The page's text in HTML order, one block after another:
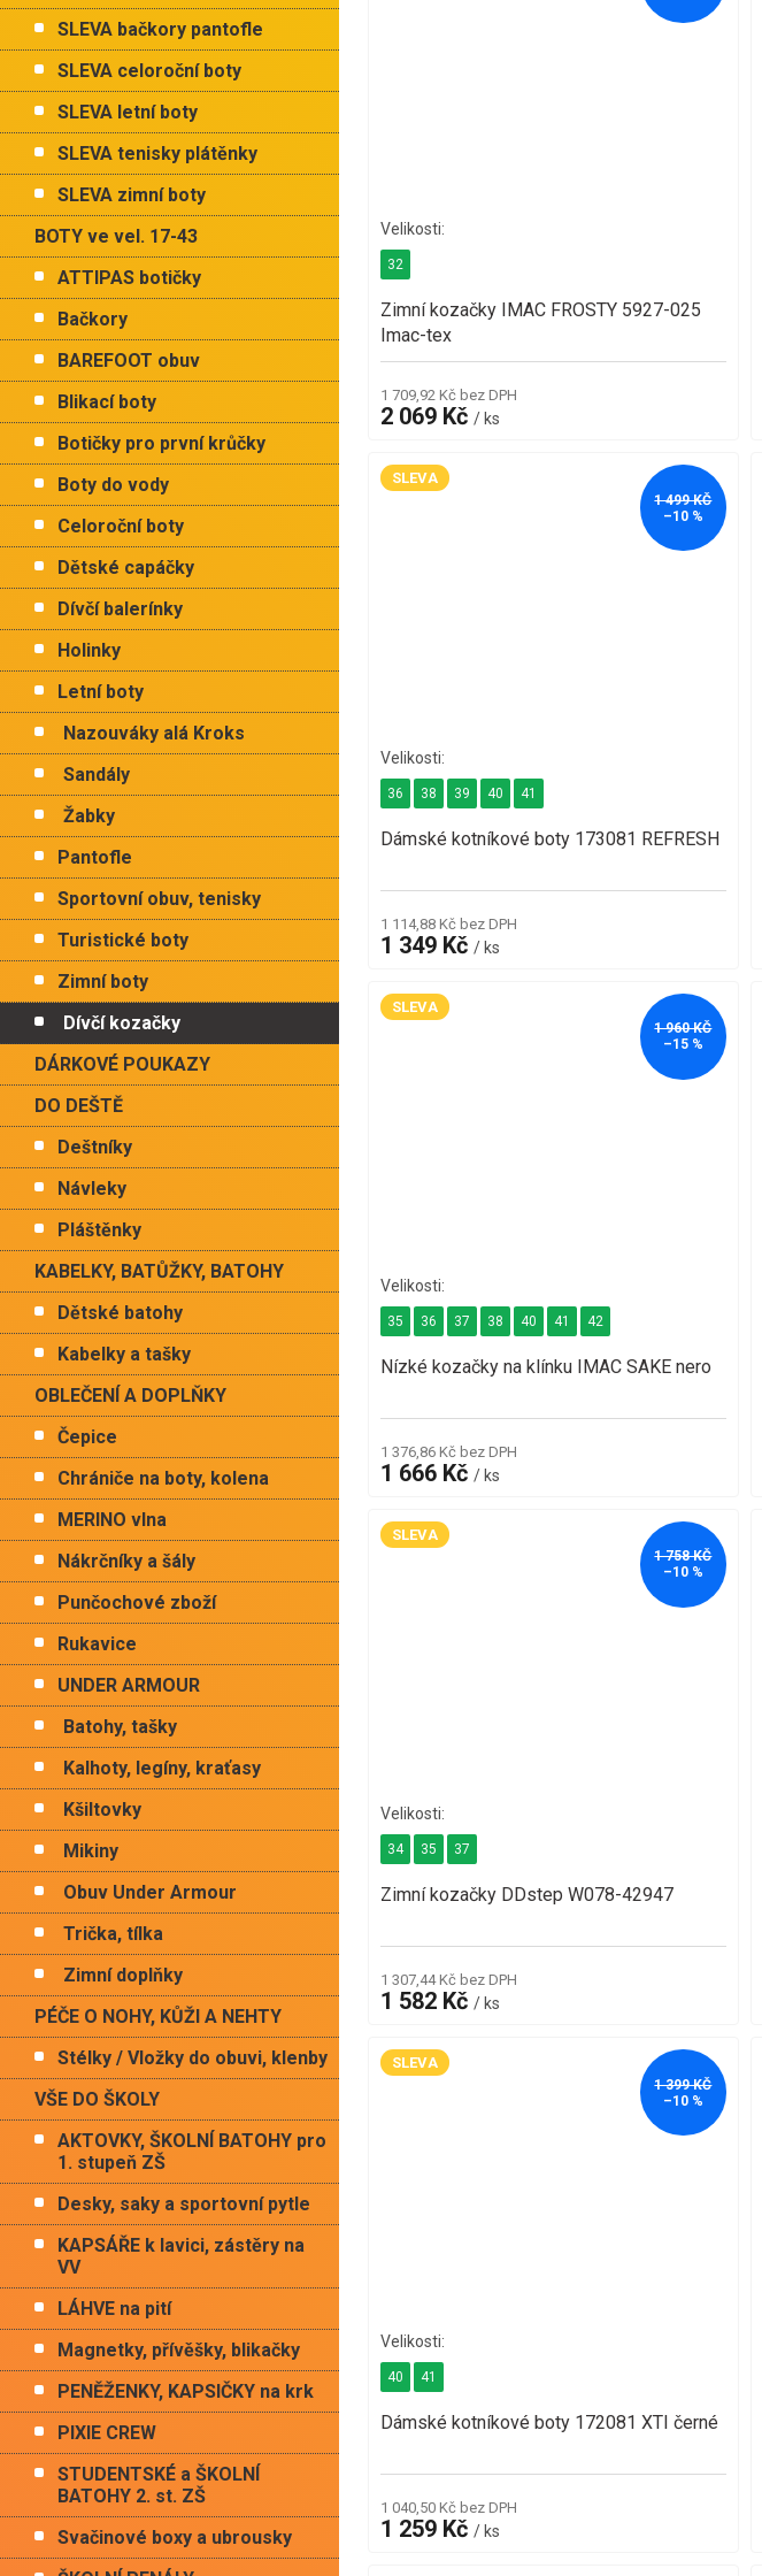
SLEVA bačkory pantofle
SLEVA celoroční boty
SLEVA letní boty
SLEVA tenisky plátěnky
SLEVA zimní boty
BOTY ve vel. 17-43
ATTIPAS botičky
Bačkory
BAREFOOT obuv
Blikací boty
Botičky pro první krůčky
Boty do vody
Celoroční boty
Dětské capáčky
Dívčí balerínky
Holinky
Letní boty
Nazouváky alá Kroks
Sandály
Žabky
Pantofle
Sportovní obuv, tenisky
Turistické boty
Zimní boty
Dívčí kozačky
DÁRKOVÉ POUKAZY
DO DEŠTĚ
Deštníky
Návleky
Pláštěnky
KABELKY, BATŮŽKY, BATOHY
Dětské batohy
Kabelky a tašky
OBLEČENÍ A DOPLŇKY
Čepice
Chrániče na boty, kolena
MERINO vlna
Nákrčníky a šály
Punčochové zboží
Rukavice
UNDER ARMOUR
Batohy, tašky
Kalhoty, legíny, kraťasy
Kšiltovky
Mikiny
Obuv Under Armour
Trička, tílka
Zimní doplňky
PÉČE O NOHY, KŮŽI A NEHTY
Stélky / Vložky do obuvi, klenby
VŠE DO ŠKOLY
AKTOVKY, ŠKOLNÍ BATOHY pro
1. stupeň ZŠ
Desky, saky a sportovní pytle
KAPSÁŘE k lavici, zástěry na
VV
LÁHVE na pití
Magnetky, přívěšky, blikačky
PENĚŽENKY, KAPSIČKY na krk
PIXIE CREW
STUDENTSKÉ a ŠKOLNÍ
BATOHY 2. st. ZŠ
Svačinové boxy a ubrousky
Zimní kozačky IMAC FROSTY 5927-025
Imac-tex
1 709,92 Kč bez DPH
2 069 Kč/ ks
32
SLEVA
1 499 KČ
–10 %
Dámské kotníkové boty 173081 REFRESH
1 114,88 Kč bez DPH
1 349 Kč/ ks
36 38 39 40 41
SLEVA
1 960 KČ
–15 %
Nízké kozačky na klínku IMAC SAKE nero
1 376,86 Kč bez DPH
1 666 Kč/ ks
35 36 37 38 40 41 42
SLEVA
1 758 KČ
–10 %
Zimní kozačky DDstep W078-42947
1 307,44 Kč bez DPH
1 582 Kč/ ks
34 35 37
SLEVA
1 399 KČ
–10 %
Dámské kotníkové boty 172081 XTI černé
1 040,50 Kč bez DPH
1 259 Kč/ ks
40 41